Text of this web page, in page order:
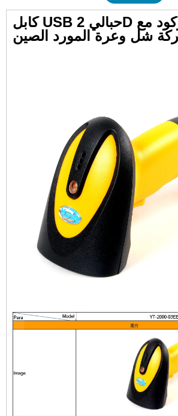
كابل USB حبالي 2D قارئ الباركود مع
شل وعرة المورد الصين